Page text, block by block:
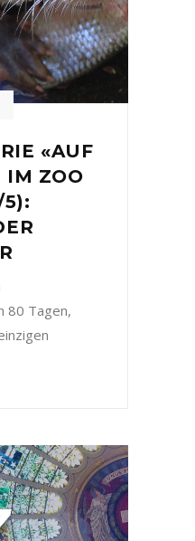
«AUF
IM ZOO
5):
80 Tagen,